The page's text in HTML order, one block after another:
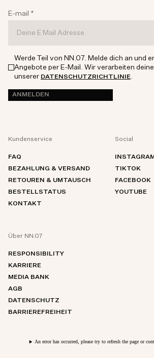
E-mail *
Werde Teil von NN.07. Melde dich an und
Angebote per E-Mail. Wir verarbeiten
unserer DATENSCHUTZRICHTLINIE.
ANMELDEN
Kundenservice
FAQ
BEZAHLUNG & VERSAND
RETOUREN & UMTAUSCH
BESTELLSTATUS
KONTAKT
Social
TIKTOK
FACEBOOK
YOUTUBE
Über NN.07
RESPONSIBILITY
KARRIERE
MEDIA BANK
AGB
DATENSCHUTZ
BARRIEREFREIHEIT
An error has occurred, please try to refresh the page or